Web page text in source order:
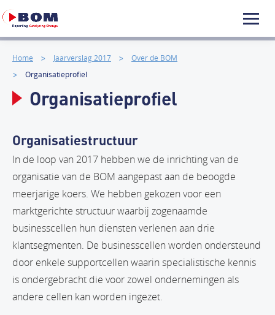
Home Jaarverslag 2017
Over de BOM
Organisatieprofiel
Organisatieprofiel
Organisatiestructuur
In de loop van 2017 hebben we de inrichting van de
organisatie van de BOM aangepast aan de beoogde
meerjarige koers. We hebben gekozen voor een
marktgerichte structuur waarbij zogenaamde
businesscellen hun diensten verlenen aan drie
klantsegmenten. De businesscellen worden ondersteund
door enkele supportcellen waarin specialistische kennis
is ondergebracht die voor zowel ondernemingen als
andere cellen kan worden ingezet.